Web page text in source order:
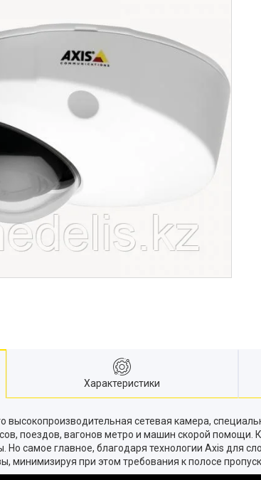
Характеристики
высокопроизводительная сетевая камера,
поездов, вагонов метро и машин скорой
самое главное, благодаря технологии Axis для
минимизируя при этом требования к полосе